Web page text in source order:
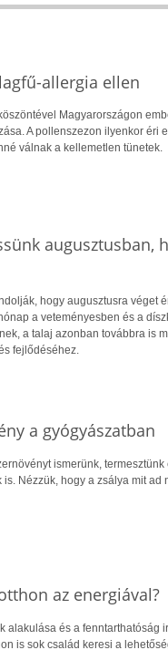
allergia ellen
Magyarországon
A pollenszezon ilyenkor éri
válnak a kellemetlen tünetek.
augusztusban,
hogy augusztusra véget
a veteményesben és a
a talaj azonban továbbra is
fejlődéséhez.
a gyógyászatban
ismerünk,
is. Nézzük, hogy a zsálya mit ad
az energiával?
alakulása és a fenntarthatóság
is sok család keresi a